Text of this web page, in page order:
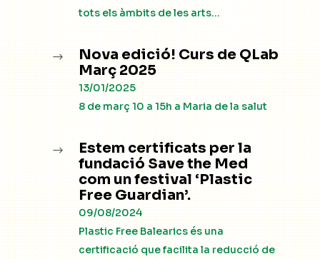
tots els àmbits de les arts...
$
Nova edició! Curs de QLab
Març 2025
13/01/2025
8 de març 10 a 15h a Maria de la salut
$
Estem certificats per la
fundació Save the Med
com un festival ‘Plastic
Free Guardian’.
09/08/2024
Plastic Free Balearics és una
certificació que facilita la reducció de